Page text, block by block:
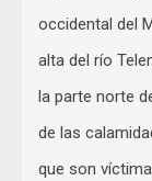
occidental del
alta del río
la parte norte
de las
que son